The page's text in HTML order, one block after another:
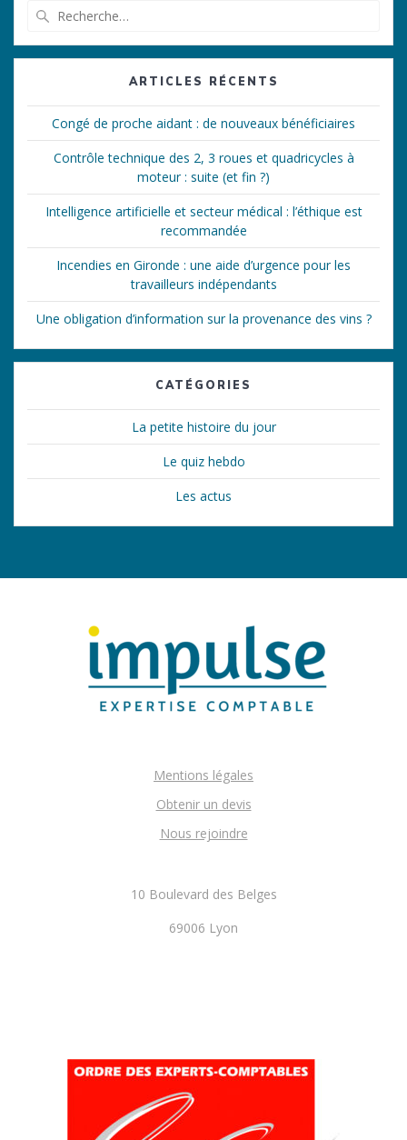
:
ARTICLES RÉCENTS
Congé de proche aidant : de nouveaux bénéficiaires
Contrôle technique des 2, 3 roues et quadricycles à
moteur : suite (et fin ?)
Intelligence artificielle et secteur médical : l’éthique est
recommandée
Incendies en Gironde : une aide d’urgence pour les
travailleurs indépendants
Une obligation d’information sur la provenance des vins ?
CATÉGORIES
La petite histoire du jour
Le quiz hebdo
Les actus
Mentions légales
Obtenir un devis
Nous rejoindre
10 Boulevard des Belges
69006 Lyon